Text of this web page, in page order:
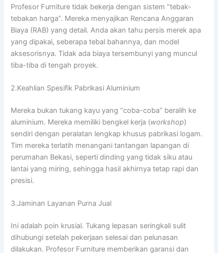
Profesor Furniture tidak bekerja dengan sistem “tebak-
tebakan harga”. Mereka menyajikan Rencana Anggaran
Biaya (RAB) yang detail. Anda akan tahu persis merek apa
yang dipakai, seberapa tebal bahannya, dan model
aksesorisnya. Tidak ada biaya tersembunyi yang muncul
tiba-tiba di tengah proyek.
2.Keahlian Spesifik Pabrikasi Aluminium
Mereka bukan tukang kayu yang “coba-coba” beralih ke
aluminium. Mereka memiliki bengkel kerja (workshop)
sendiri dengan peralatan lengkap khusus pabrikasi logam.
Tim mereka terlatih menangani tantangan lapangan di
perumahan Bekasi, seperti dinding yang tidak siku atau
lantai yang miring, sehingga hasil akhirnya tetap rapi dan
presisi.
3.Jaminan Layanan Purna Jual
Ini adalah poin krusial. Tukang lepasan seringkali sulit
dihubungi setelah pekerjaan selesai dan pelunasan
dilakukan. Profesor Furniture memberikan garansi dan